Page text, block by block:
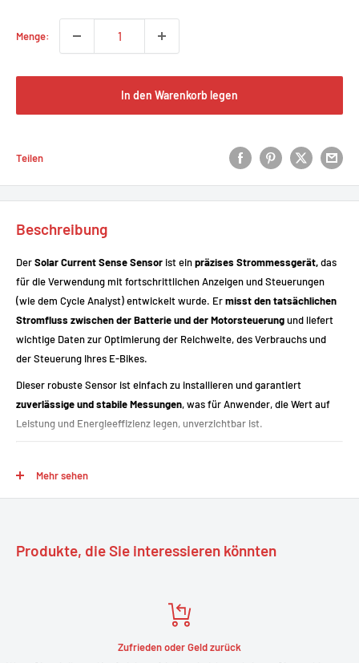
Menge:
In den Warenkorb legen
Teilen
Beschreibung
DerSolar Current Sense Sensor ist einpräzises Strommessgerät,das
für die Verwendung mit fortschrittlichen Anzeigen und Steuerungen
(wie dem Cycle Analyst) entwickelt wurde. Ermisst den tatsächlichen
Stromfluss zwischen der Batterie und der Motorsteuerungund liefert
wichtige Daten zur Optimierung der Reichweite, des Verbrauchs und
der Steuerung Ihres E-Bikes.
Dieser robuste Sensor ist einfach zu installieren und garantiert
zuverlässige und stabile Messungen, was für Anwender, die Wert auf
Leistung und Energieeffizienz legen, unverzichtbar ist.
Hauptmerkmale
Kompatibel mit erweiterten Anzeigen/Steuerungen
Einfache Installation in Reihe zur Stromleitung
Mehr sehen
Produkte, die Sie interessieren könnten
Zufrieden oder Geld zurück